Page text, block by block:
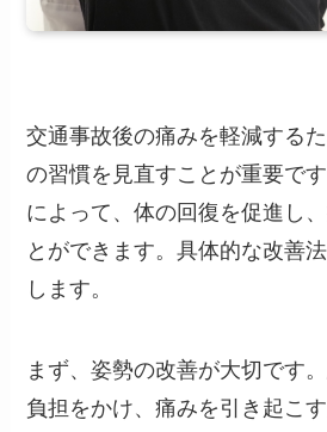
交通事故後の痛みを軽減する
の習慣を見直すことが重要で
によって、体の回復を促進し
とができます。具体的な改善
します。
まず、姿勢の改善が大切です
負担をかけ、痛みを引き起こ